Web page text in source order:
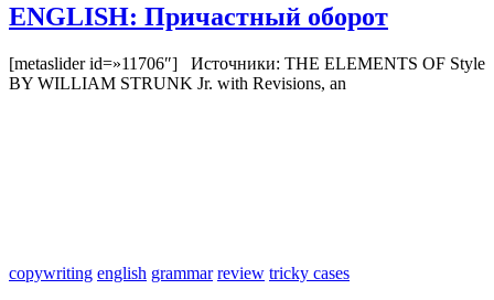
ENGLISH: Причастный оборот
[metaslider id=»11706″] Источники: THE ELEMENTS OF Style
BY WILLIAM STRUNK Jr. with Revisions, an
copywriting english grammar review tricky cases